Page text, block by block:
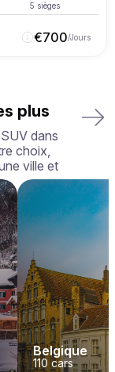
5 sièges
€700/Jours
plus
dans
choix,
ville et
Belgique
110 cars